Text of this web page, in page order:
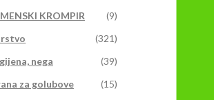
KROMPIR
(9)
(321)
nega
(39)
za golubove
(15)